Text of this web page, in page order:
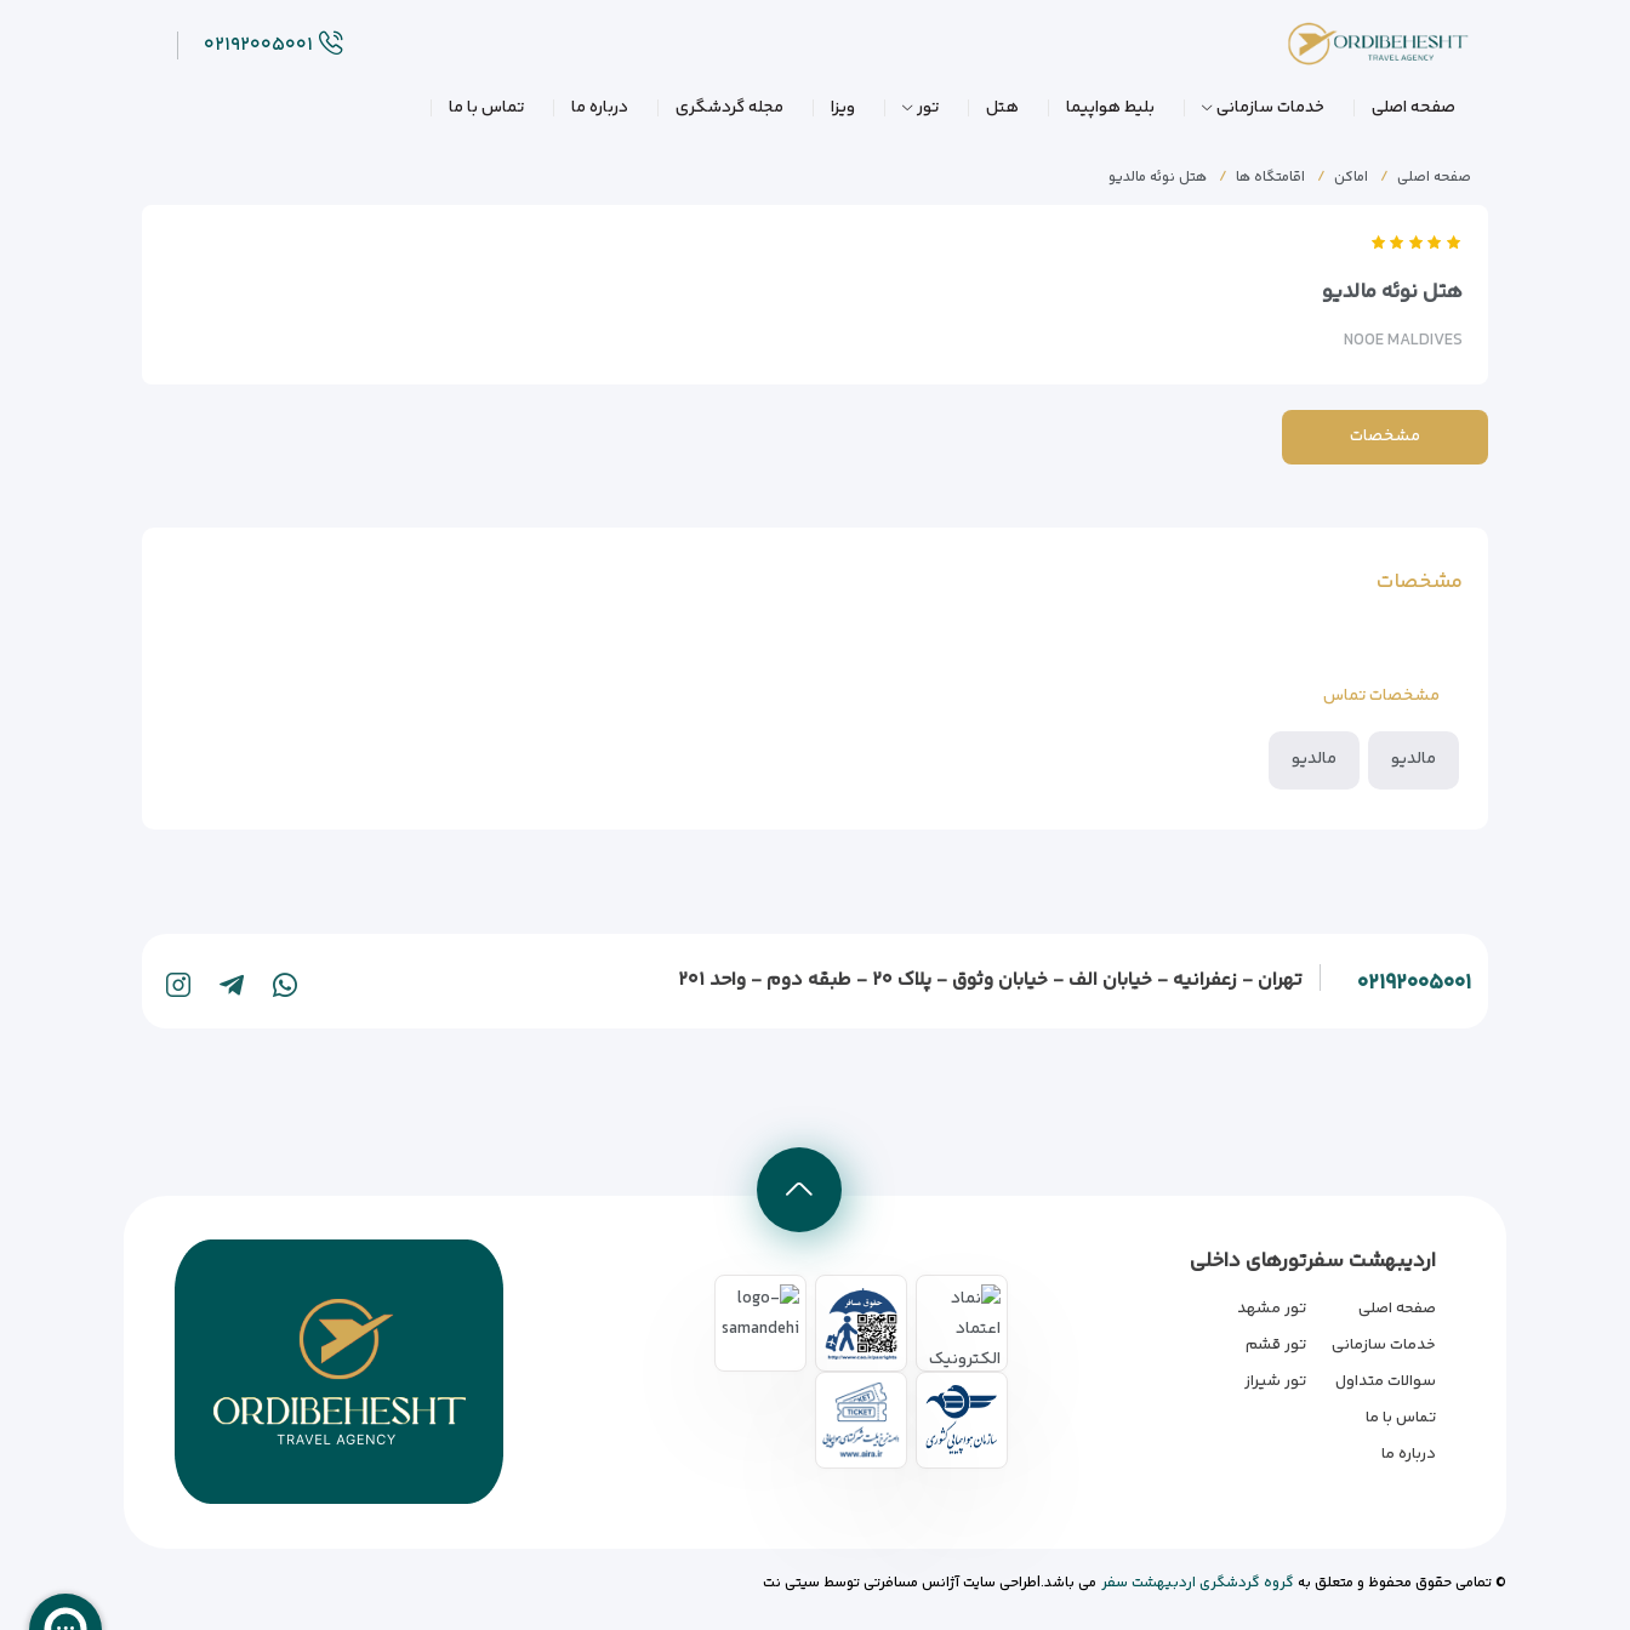
۰۲۱۹۲۰۰۵۰۰۱
صفحه اصلی خدمات سازمانی بلیط هواپیما هتل تور ویزا مجله گردشگری درباره ما تماس با ما
صفحه اصلی اماکن اقامتگاه ها هتل نوئه مالدیو
هتل نوئه مالدیو
NOOE MALDIVES
مشخصات
مشخصات
مشخصات تماس
مالدیو مالدیو
۰۲۱۹۲۰۰۵۰۰۱ تهران - زعفرانیه - خیابان الف - خیابان وثوق - پلاک ۲۰ - طبقه دوم - واحد ۲۰۱
اردیبهشت سفر
صفحه اصلی
خدمات سازمانی
سوالات متداول
تماس با ما
درباره ما
تورهای داخلی
تور مشهد
تور قشم
تور شیراز
© تمامی حقوق محفوظ و متعلق به گروه گردشگری اردبیهشت سفر می باشد.|طراحی سایت آژانس مسافرتیتوسط سیتی نت